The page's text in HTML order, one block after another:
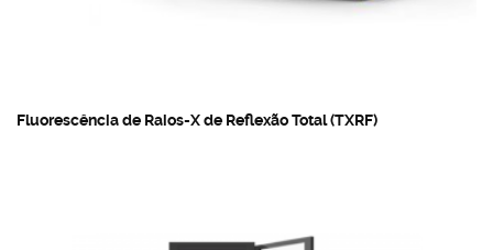
Fluorescência de Raios-X de Reflexão Total (TXRF)